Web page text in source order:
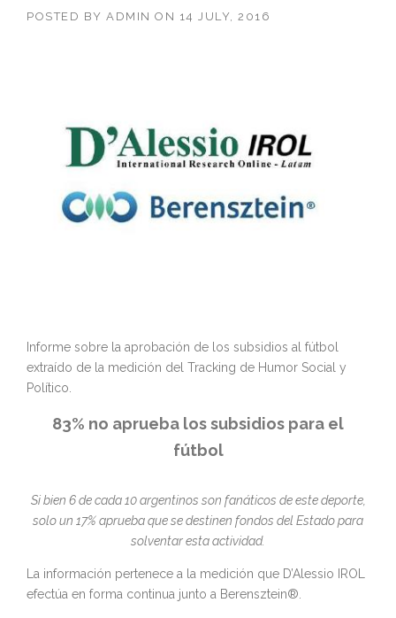
POSTED BY ADMIN ON 14 JULY, 2016
Informe sobre la aprobación de los subsidios al fútbol
extraído de la medición del Tracking de Humor Social y
Político.
83% no aprueba los subsidios para el
fútbol
Si bien 6 de cada 10 argentinos son fanáticos de este deporte,
solo un 17% aprueba que se destinen fondos del Estado para
solventar esta actividad.
La información pertenece a la medición que D’Alessio IROL
efectúa en forma continua junto a Berensztein®.